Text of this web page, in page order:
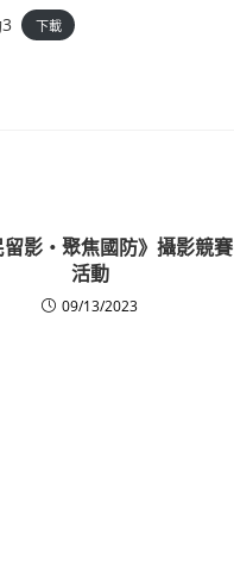
下載
留影‧聚焦國防》攝影競賽
活動
09/13/2023